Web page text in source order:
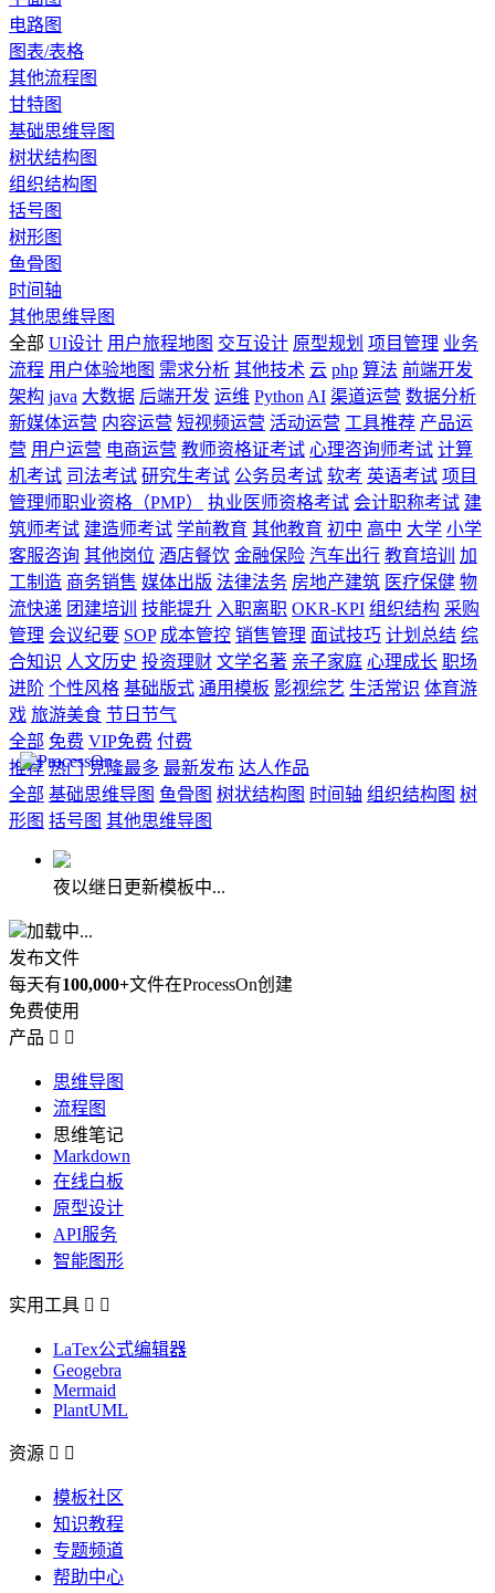
电路图
图表/表格
其他流程图
甘特图
基础思维导图
树状结构图
组织结构图
括号图
树形图
鱼骨图
时间轴
其他思维导图
全部 UI设计 用户旅程地图 交互设计 原型规划 项目管理 业务
流程 用户体验地图 需求分析 其他技术 云 php 算法 前端开发
架构 java 大数据 后端开发 运维 Python AI 渠道运营 数据分析
新媒体运营 内容运营 短视频运营 活动运营 工具推荐 产品运
营 用户运营 电商运营 教师资格证考试 心理咨询师考试 计算
机考试 司法考试 研究生考试 公务员考试 软考 英语考试 项目
管理师职业资格（PMP）
执业医师资格考试 会计职称考试 建
筑师考试 建造师考试 学前教育 其他教育 初中 高中 大学 小学
客服咨询 其他岗位 酒店餐饮 金融保险 汽车出行 教育培训
加
工制造 商务销售 媒体出版 法律法务 房地产建筑 医疗保健 物
流快递 团建培训 技能提升 入职离职 OKR-KPI 组织结构 采购
管理 会议纪要 SOP 成本管控 销售管理 面试技巧 计划总结 综
合知识 人文历史 投资理财 文学名著 亲子家庭 心理成长 职场
进阶 个性风格 基础版式 通用模板 影视综艺 生活常识 体育游
戏 旅游美食 节日节气
全部 免费 VIP免费 付费
推荐 热门 克隆最多 最新发布 达人作品
全部 基础思维导图 鱼骨图 树状结构图 时间轴 组织结构图 树
形图 括号图 其他思维导图
夜以继日更新模板中...
加载中...
发布文件
每天有100,000+文件在ProcessOn创建
免费使用
产品  
思维导图
流程图
思维笔记
Markdown
在线白板
原型设计
API服务
智能图形
实用工具  
LaTex公式编辑器
Geogebra
Mermaid
PlantUML
资源  
模板社区
知识教程
专题频道
帮助中心